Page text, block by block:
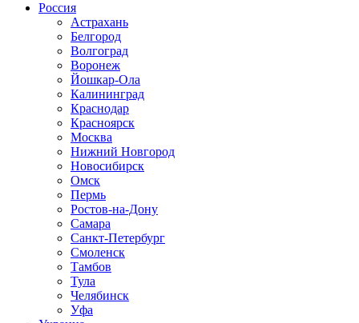
Россия
Астрахань
Белгород
Волгоград
Воронеж
Йошкар-Ола
Калининград
Краснодар
Красноярск
Москва
Нижний Новгород
Новосибирск
Омск
Пермь
Ростов-на-Дону
Самара
Санкт-Петербург
Смоленск
Тамбов
Тула
Челябинск
Уфа